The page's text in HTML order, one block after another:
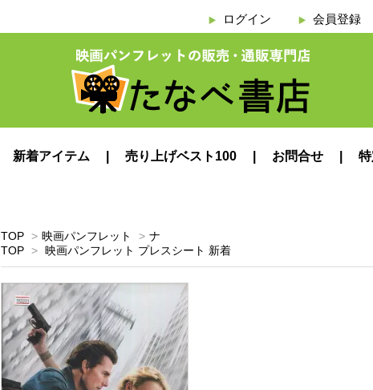
ログイン 会員登録
新着アイテム 売り上げベスト100 お問合せ
TOP > 映画パンフレット > ナ
TOP > 映画パンフレット プレスシート 新着